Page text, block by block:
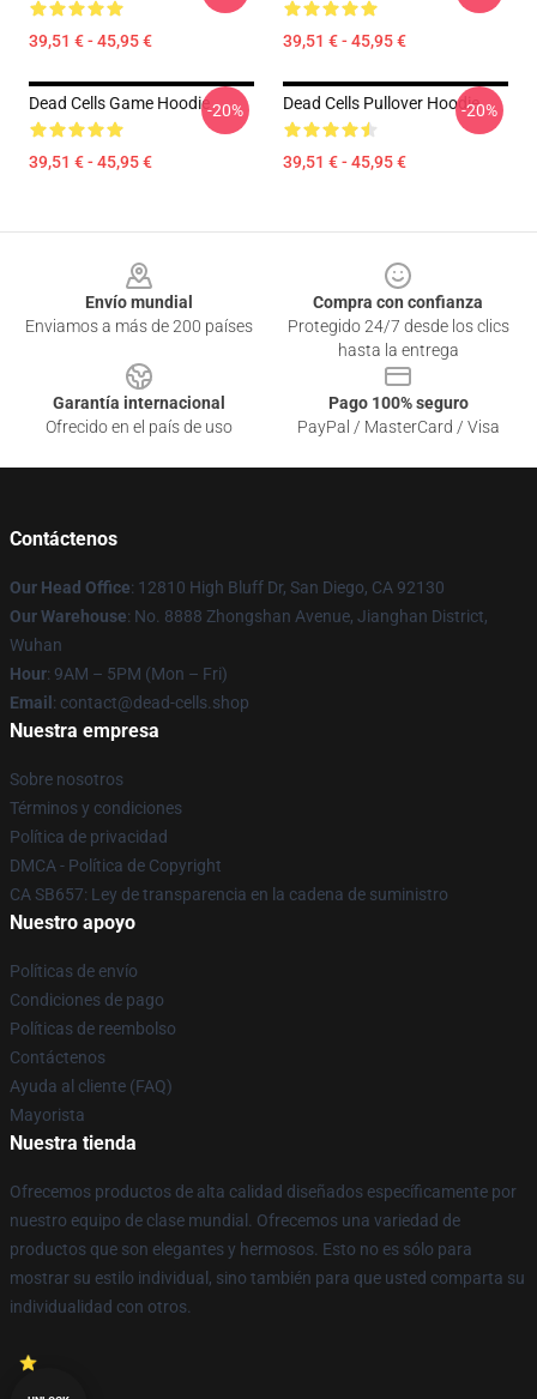
39,51 € - 45,95 € 39,51 € - 45,95 €
Dead Cells Game Hoodie
39,51 € - 45,95 €
-20% Dead Cells Pullover Hoodie
39,51 € - 45,95 €
-20%
Envío mundial
Enviamos a más de 200 países
Compra con confianza
Protegido 24/7 desde los clics
hasta la entrega
Garantía internacional
Ofrecido en el país de uso
Pago 100% seguro
PayPal / MasterCard / Visa
Contáctenos
Our Head Office: 12810 High Bluff Dr, San Diego, CA 92130
Our Warehouse: No. 8888 Zhongshan Avenue, Jianghan District,
Wuhan
Hour: 9AM – 5PM (Mon – Fri)
Email : contact@dead-cells.shop
Nuestra empresa
Sobre nosotros
Términos y condiciones
Política de privacidad
DMCA - Política de Copyright
CA SB657: Ley de transparencia en la cadena de suministro
Nuestro apoyo
Políticas de envío
Condiciones de pago
Políticas de reembolso
Contáctenos
Ayuda al cliente (FAQ)
Mayorista
Nuestra tienda
Ofrecemos productos de alta calidad diseñados específicamente por
nuestro equipo de clase mundial. Ofrecemos una variedad de
productos que son elegantes y hermosos. Esto no es sólo para
mostrar su estilo individual, sino también para que usted comparta su
individualidad con otros.